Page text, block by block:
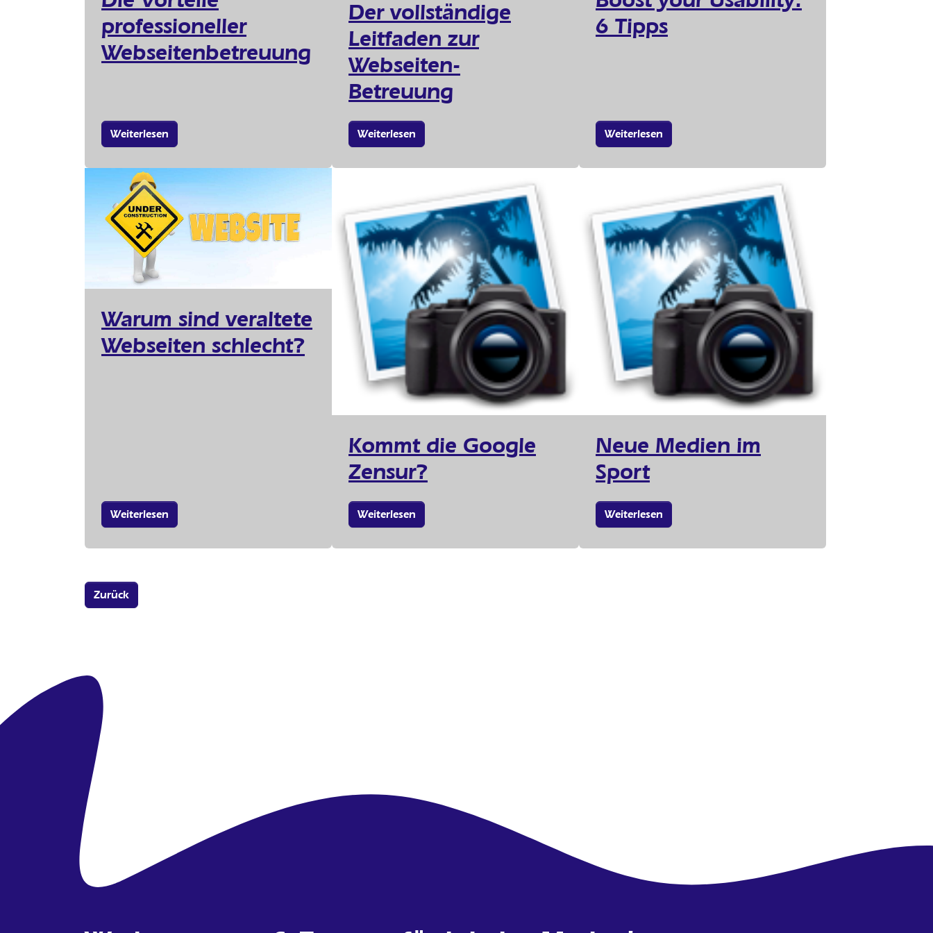
professioneller
Webseitenbetreuung
Weiterlesen
Der vollständige
Leitfaden zur
Webseiten-
Betreuung
Weiterlesen
6 Tipps
Weiterlesen
Warum sind veraltete
Webseiten schlecht?
Weiterlesen
Kommt die Google
Zensur?
Weiterlesen
Neue Medien im
Sport
Weiterlesen
Zurück